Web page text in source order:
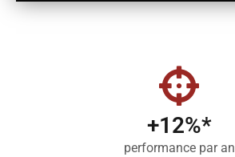
+12%*
performance par an